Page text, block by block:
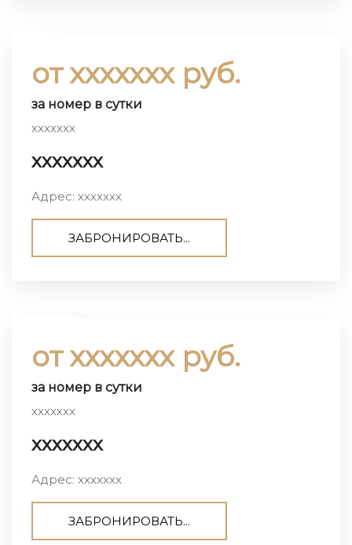
от ххххххх руб.
за номер в сутки
ххххххх
ххххххх
Адрес: ххххххх
ЗАБРОНИРОВАТЬ...
от ххххххх руб.
за номер в сутки
ххххххх
ххххххх
Адрес: ххххххх
ЗАБРОНИРОВАТЬ...